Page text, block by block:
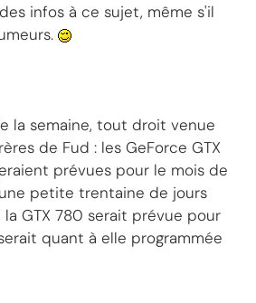
infos à ce sujet, même s'il
la semaine, tout droit venue
de Fud : les GeForce GTX
prévues pour le mois de
petite trentaine de jours
GTX 780 serait prévue pour
quant à elle programmée